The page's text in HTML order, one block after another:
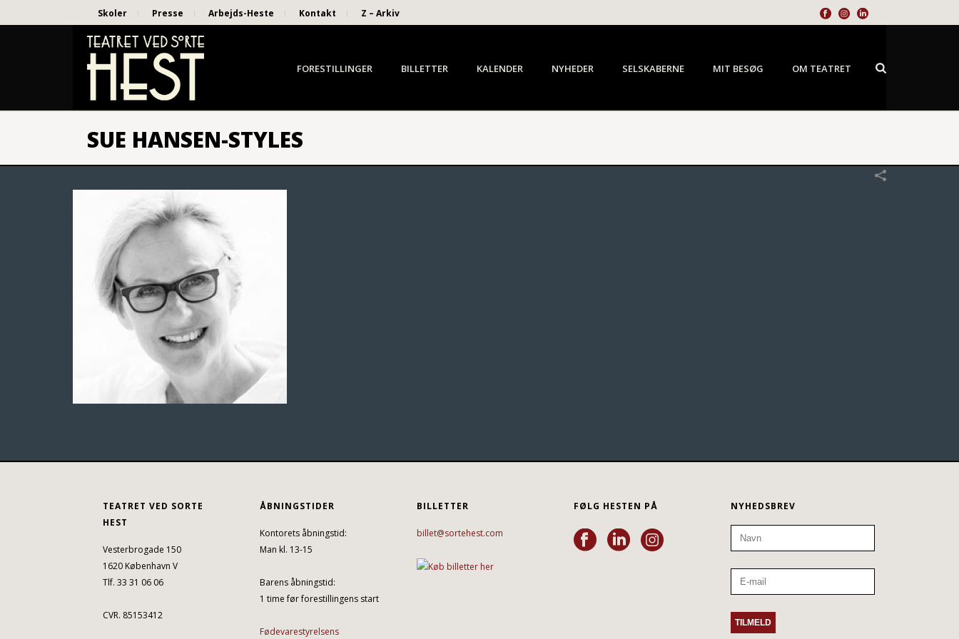
Skoler Presse Arbejds-Heste Kontakt Z – Arkiv
FORESTILLINGER BILLETTER KALENDER NYHEDER SELSKABERNE MIT BESØG OM TEATRET
SUE HANSEN-STYLES
TEATRET VED SORTE
HEST
Vesterbrogade 150
1620 København V
Tlf. 33 31 06 06
CVR. 85153412
ÅBNINGSTIDER
Kontorets åbningstid:
Man kl. 13-15
Barens åbningstid:
1 time før forestillingens start
Fødevarestyrelsens
BILLETTER
billet@sortehest.com
FØLG HESTEN PÅ NYHEDSBREV